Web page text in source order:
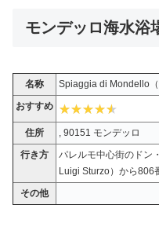
モンデッロ海水浴
名称
Spiaggia di Mondello（
おすすめ
住所
, 90151 モンデッロ
行き方
パレルモ中心街のドン
Luigi Sturzo）から806
その他